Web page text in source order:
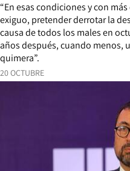
20 OCTUBRE
“En esas condiciones y con
exiguo, pretender derrotar la
causa de todos los males en
años después, cuando menos,
quimera”.